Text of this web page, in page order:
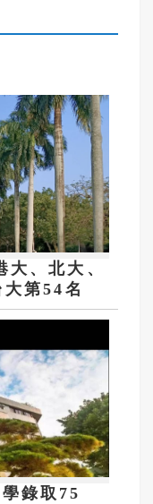
、北大、
第54名
錄取75